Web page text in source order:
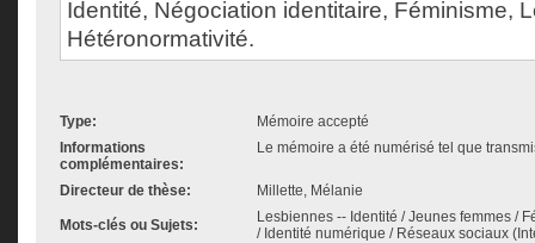
Identité, Négociation identitaire, Féminisme,
Hétéronormativité.
Type:
Mémoire accepté
Informations
complémentaires:
Le mémoire a été numérisé tel que
Directeur de thèse: Millette, Mélanie
Mots-clés ou Sujets:
Lesbiennes -- Identité / Jeunes femmes /
/ Identité numérique / Réseaux sociaux